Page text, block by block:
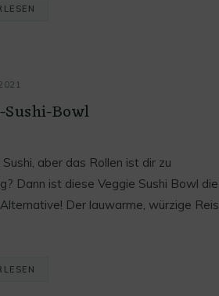
Sushi-Bowl
aber das Rollen ist dir zu
Dann ist diese Veggie Sushi Bowl die
Der lauwarme, würzige Reis